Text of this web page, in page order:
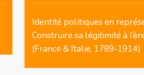
Identité politiques en
Construire sa légitimité à
(France & Italie, 1789-1914)